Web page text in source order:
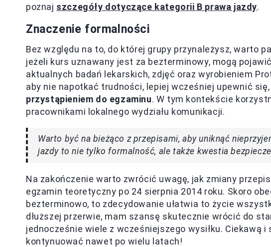
poznaj szczegóły dotyczące kategorii B prawa jazdy.
Znaczenie formalności
Bez względu na to, do której grupy przynależysz, warto
jeżeli kurs uznawany jest za bezterminowy, mogą
aktualnych badań lekarskich, zdjęć oraz wyrobieniem
aby nie napotkać trudności, lepiej wcześniej upewnić
przystąpieniem do egzaminu. W tym kontekście
pracownikami lokalnego wydziału komunikacji.
Warto być na bieżąco z przepisami, aby uniknąć
jazdy to nie tylko formalność, ale także kwestia
Na zakończenie warto zwrócić uwagę, jak zmiany
egzamin teoretyczny po 24 sierpnia 2014 roku. Skoro
bezterminowo, to zdecydowanie ułatwia to życie
dłuższej przerwie, mam szansę skutecznie wrócić do
jednocześnie wiele z wcześniejszego wysiłku. Ciekawą
kontynuować nawet po wielu latach!